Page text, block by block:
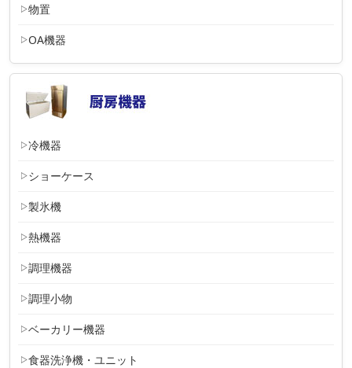
物置
OA機器
冷機器
ショーケース
製氷機
熱機器
調理機器
調理小物
ベーカリー機器
食器洗浄機・ユニット